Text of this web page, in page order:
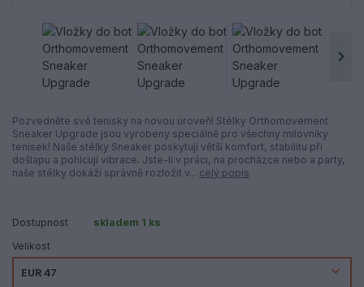
Pozvedněte své tenisky na novou úroveň! Stélky Orthomovement
Sneaker Upgrade jsou vyrobeny speciálně pro všechny milovníky
tenisek! Naše stélky Sneaker poskytují větší komfort, stabilitu při
došlapu a pohlcují vibrace. Jste-li v práci, na procházce nebo a party,
naše stélky dokáží správně rozložit v... celý popis
Dostupnost
skladem 1 ks
Velikost